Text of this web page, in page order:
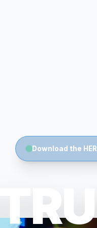
Download the